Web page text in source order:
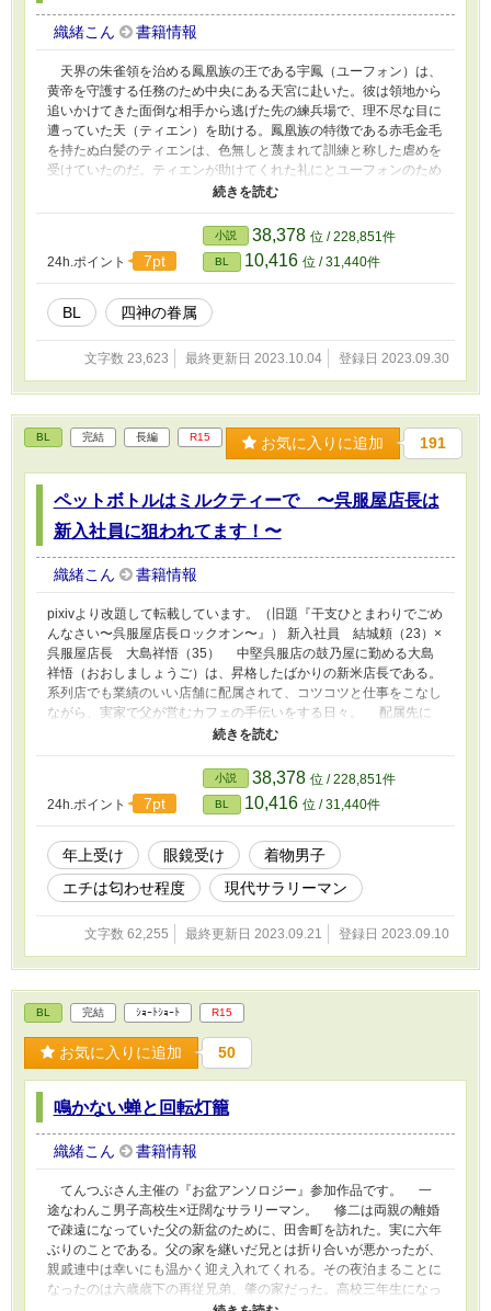
織緒こん 書籍情報
天界の朱雀領を治める鳳凰族の王である宇鳳（ユーフォン）は、
黄帝を守護する任務のため中央にある天宮に赴いた。彼は領地から
追いかけてきた面倒な相手から逃げた先の練兵場で、理不尽な目に
遭っていた天（ティエン）を助ける。鳳凰族の特徴である赤毛金毛
を持たぬ白髪のティエンは、色無しと蔑まれて訓練と称した虐めを
受けていたのだ。ティエンが助けてくれた礼にとユーフォンのため
に歌った歌声は、天上の調べであった。ユーフォンは偶然出会った
ティエンに惹かれ、凰の字を名に与えることを決める。凰──それ
は朱雀王妃に与えられるものだった。 てんつぶさん主催、『四
神アンソロジー』参加作品です。二万文字一話だったのを分割しま
した。全四話＋新たにおまけページとして本文で飛ばしたえちえち
シーンを加筆いたします。
24h.ポイント 7pt
小説 38,378 位 / 228,851件
BL 10,416 位 / 31,440件
BL 四神の眷属
文字数 23,623 最終更新日 2023.10.04 登録日 2023.09.30
BL 完結 長編 R15 お気に入りに追加 191
ペットボトルはミルクティーで 〜呉服屋店長は
新入社員に狙われてます！〜
織緒こん 書籍情報
pixivより改題して転載しています。（旧題『干支ひとまわりでごめ
んなさい〜呉服屋店長ロックオン〜』） 新入社員 結城頼（23）×
呉服屋店長 大島祥悟（35） 中堅呉服店の鼓乃屋に勤める大島
祥悟（おおしましょうご）は、昇格したばかりの新米店長である。
系列店でも業績のいい店舗に配属されて、コツコツと仕事をこなし
ながら、実家で父が営むカフェの手伝いをする日々。 配属先に
はパワハラで他店から降格転勤してきた年上の部下、塩沢（55）と
彼のイビリにもめげない新入社員の結城頼（ゆうきより）がいた。
隙あらば一番の下っ端である結城に仕事を押し付け、年下店長を坊
や扱いする塩沢の横暴に、大島は疲れ果て──
24h.ポイント
7pt
小説 38,378 位 / 228,851件
BL 10,416 位 / 31,440件
年上受け 眼鏡受け
着物男子
エチは匂わせ程度
現代サラリーマン
文字数 62,255 最終更新日 2023.09.21 登録日 2023.09.10
BL 完結 ｼｮｰﾄｼｮｰﾄ R15
お気に入りに追加 50
鳴かない蝉と回転灯籠
織緒こん 書籍情報
てんつぶさん主催の『お盆アンソロジー』参加作品です。 一
途なわんこ男子高校生×迂闊なサラリーマン。 修二は両親の離婚
で疎遠になっていた父の新盆のために、田舎町を訪れた。実に六年
ぶりのことである。父の家を継いだ兄とは折り合いが悪かったが、
親戚連中は幸いにも温かく迎え入れてくれる。その夜泊まることに
なったのは六歳歳下の再従兄弟、肇の家だった。高校三年生になっ